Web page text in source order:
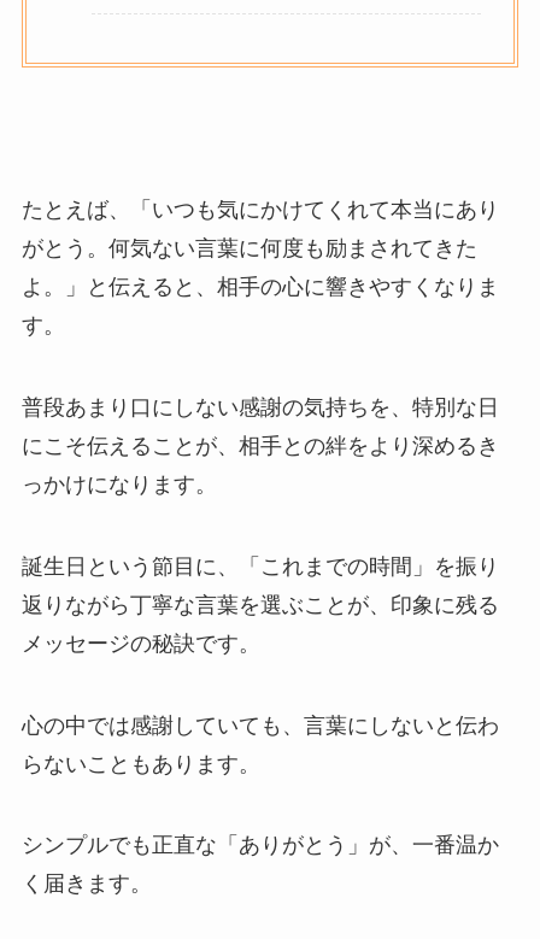
たとえば、「いつも気にかけてくれて本当にあり
がとう。何気ない言葉に何度も励まされてきた
よ。」と伝えると、相手の心に響きやすくなりま
す。
普段あまり口にしない感謝の気持ちを、特別な日
にこそ伝えることが、相手との絆をより深めるき
っかけになります。
誕生日という節目に、「これまでの時間」を振り
返りながら丁寧な言葉を選ぶことが、印象に残る
メッセージの秘訣です。
心の中では感謝していても、言葉にしないと伝わ
らないこともあります。
シンプルでも正直な「ありがとう」が、一番温か
く届きます。